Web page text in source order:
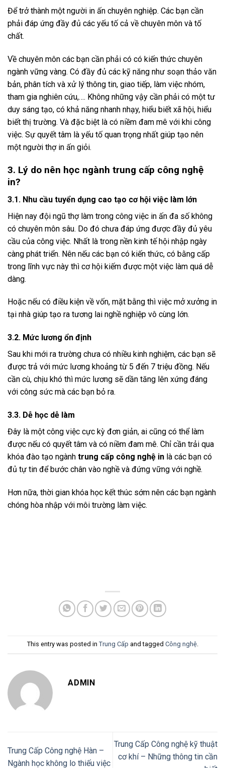
Để trở thành một người in ấn chuyên nghiệp. Các bạn cần
phải đáp ứng đầy đủ các yếu tố cả về chuyên môn và tố
chất.
Về chuyên môn các bạn cần phải có có kiến thức chuyên
ngành vững vàng. Có đầy đủ các kỹ năng như soạn thảo văn
bản, phân tích và xử lý thông tin, giao tiếp, làm việc nhóm,
tham gia nghiên cứu,…. Không những vậy cần phải có một tư
duy sáng tạo, có khả năng nhanh nhạy, hiểu biết xã hội, hiểu
biết thị trường. Và đặc biệt là có niềm đam mê với khi công
việc. Sự quyết tâm là yếu tố quan trọng nhất giúp tạo nên
một người thợ in ấn giỏi.
3. Lý do nên học ngành trung cấp công nghệ
in?
3.1. Nhu cầu tuyển dụng cao tạo cơ hội việc làm lớn
Hiện nay đội ngũ thợ làm trong công việc in ấn đa số không
có chuyên môn sâu. Do đó chưa đáp ứng được đầy đủ yêu
cầu của công việc. Nhất là trong nền kinh tế hội nhập ngày
càng phát triển. Nên nếu các bạn có kiến thức, có bằng cấp
trong lĩnh vực này thì cơ hội kiếm được một việc làm quá dễ
dàng.
Hoặc nếu có điều kiện về vốn, mặt bằng thì việc mở xưởng in
tại nhà giúp tạo ra tương lai nghề nghiệp vô cùng lớn.
3.2. Mức lương ổn định
Sau khi mới ra trường chưa có nhiều kinh nghiệm, các bạn sẽ
được trả với mức lương khoảng từ 5 đến 7 triệu đồng. Nếu
cần cù, chịu khó thì mức lương sẽ dần tăng lên xứng đáng
với công sức mà các bạn bỏ ra.
3.3. Dễ học dễ làm
Đây là một công việc cực kỳ đơn giản, ai cũng có thể làm
được nếu có quyết tâm và có niềm đam mê. Chỉ cần trải qua
khóa đào tạo ngành trung cấp công nghệ in là các bạn có
đủ tự tin để bước chân vào nghề và đứng vững với nghề.
Hơn nữa, thời gian khóa học kết thúc sớm nên các bạn ngành
chóng hòa nhập với môi trường làm việc.
This entry was posted in Trung Cấp and tagged Công nghệ.
ADMIN
Trung Cấp Công nghệ Hàn –
Ngành học không lo thiếu việc
Trung Cấp Công nghệ kỹ thuật
cơ khí – Những thông tin cần